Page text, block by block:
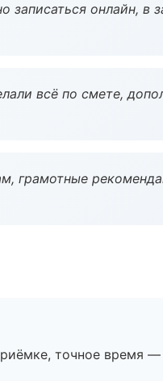
онлайн, в
всё по смете,
грамотные
точное время —